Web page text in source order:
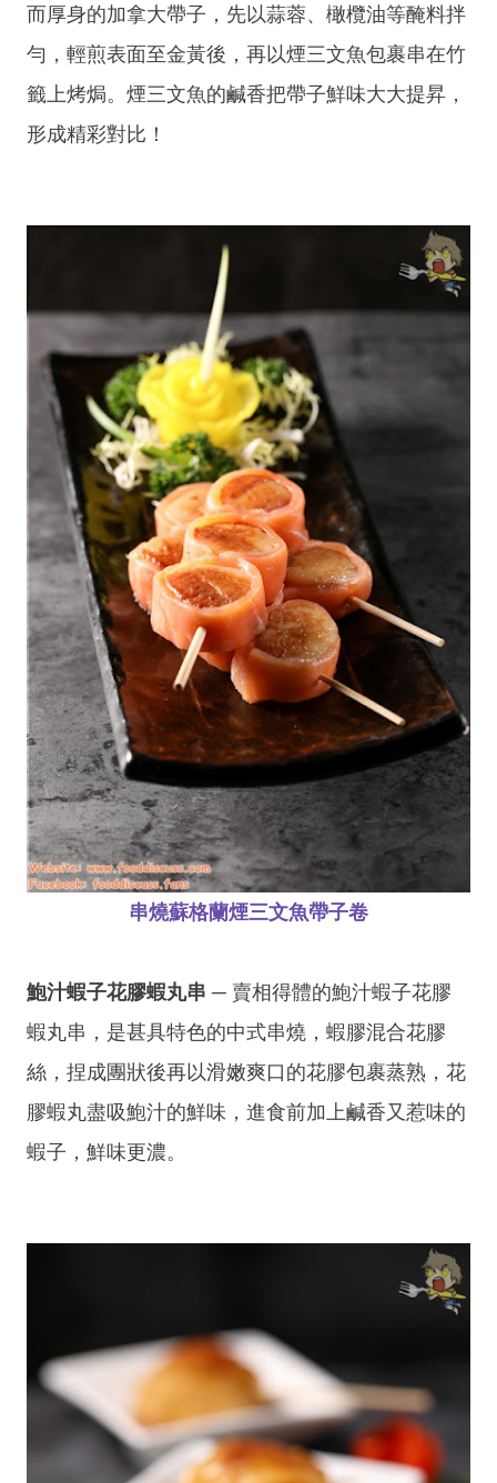
而厚身的加拿大帶子，先以蒜蓉、橄欖油等醃料拌
勻，輕煎表面至金黃後，再以煙三文魚包裹串在竹
籤上烤焗。煙三文魚的鹹香把帶子鮮味大大提昇，
形成精彩對比！
串燒蘇格蘭煙三文魚帶子卷
鮑汁蝦子花膠蝦丸串 ─ 賣相得體的鮑汁蝦子花膠
蝦丸串，是甚具特色的中式串燒，蝦膠混合花膠
絲，捏成團狀後再以滑嫩爽口的花膠包裹蒸熟，花
膠蝦丸盡吸鮑汁的鮮味，進食前加上鹹香又惹味的
蝦子，鮮味更濃。